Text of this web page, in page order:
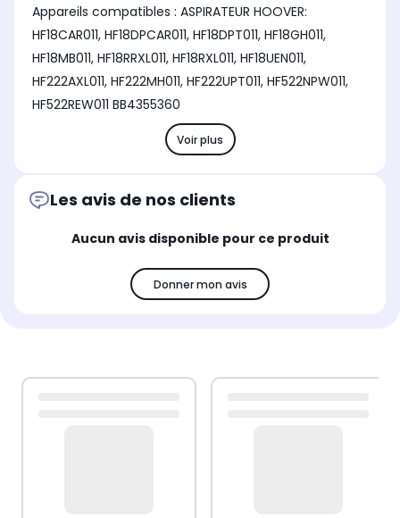
Appareils compatibles : ASPIRATEUR HOOVER:
HF18CAR011, HF18DPCAR011, HF18DPT011, HF18GH011,
HF18MB011, HF18RRXL011, HF18RXL011, HF18UEN011,
HF222AXL011, HF222MH011, HF222UPT011, HF522NPW011,
HF522REW011 BB4355360
Voir plus
Les avis de nos clients
Aucun avis disponible pour ce produit
Donner mon avis